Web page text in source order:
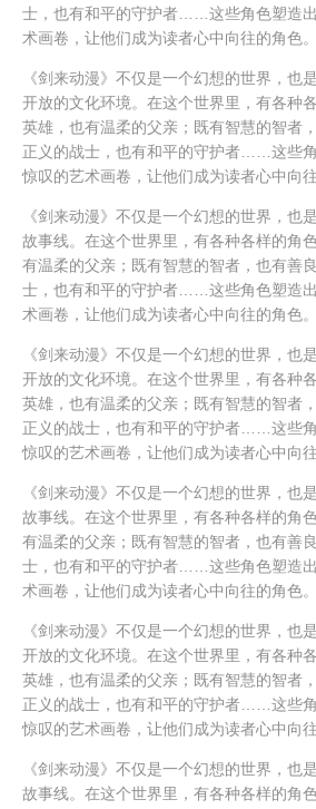
士，也有和平的守护者……这些角色塑造
术画卷，让他们成为读者心中向往的角色。
《剑来动漫》不仅是一个幻想的世界，也
开放的文化环境。在这个世界里，有各种
英雄，也有温柔的父亲；既有智慧的智者
正义的战士，也有和平的守护者……这些
惊叹的艺术画卷，让他们成为读者心中向往
《剑来动漫》不仅是一个幻想的世界，也
故事线。在这个世界里，有各种各样的角
有温柔的父亲；既有智慧的智者，也有善
士，也有和平的守护者……这些角色塑造
术画卷，让他们成为读者心中向往的角色。
《剑来动漫》不仅是一个幻想的世界，也
开放的文化环境。在这个世界里，有各种
英雄，也有温柔的父亲；既有智慧的智者
正义的战士，也有和平的守护者……这些
惊叹的艺术画卷，让他们成为读者心中向往
《剑来动漫》不仅是一个幻想的世界，也
故事线。在这个世界里，有各种各样的角
有温柔的父亲；既有智慧的智者，也有善
士，也有和平的守护者……这些角色塑造
术画卷，让他们成为读者心中向往的角色。
《剑来动漫》不仅是一个幻想的世界，也
开放的文化环境。在这个世界里，有各种
英雄，也有温柔的父亲；既有智慧的智者
正义的战士，也有和平的守护者……这些
惊叹的艺术画卷，让他们成为读者心中向往
《剑来动漫》不仅是一个幻想的世界，也
故事线。在这个世界里，有各种各样的角